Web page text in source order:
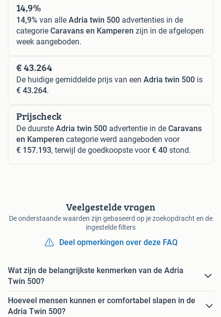
14,9%
14,9% van alle Adria twin 500 advertenties in de
categorie Caravans en Kamperen zijn in de afgelopen
week aangeboden.
€ 43.264
De huidige gemiddelde prijs van een Adria twin 500 is
€ 43.264.
Prijscheck
De duurste Adria twin 500 advertentie in de Caravans
en Kamperen categorie werd aangeboden voor
€ 157.193, terwijl de goedkoopste voor€ 40 stond.
Veelgestelde vragen
De onderstaande waarden zijn gebaseerd op je zoekopdracht en de
ingestelde filters
Deel opmerkingen over deze FAQ
Wat zijn de belangrijkste kenmerken van de Adria
Twin 500?
Hoeveel mensen kunnen er comfortabel slapen in de
Adria Twin 500?